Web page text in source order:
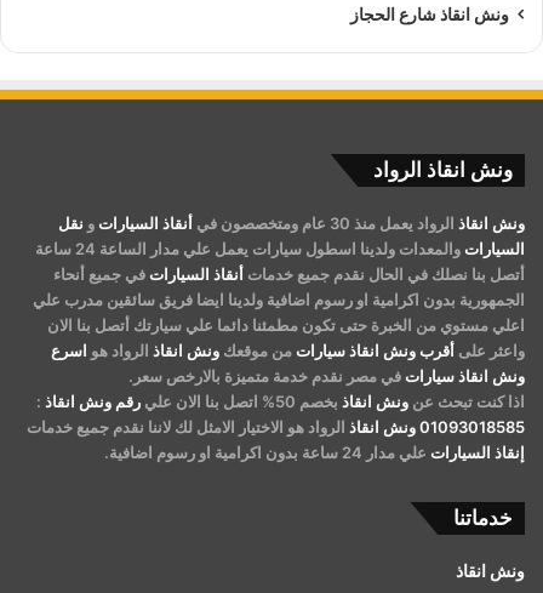
ونش انقاذ شارع الحجاز
ونش انقاذ الرواد
ونش انقاذ الرواد يعمل منذ 30 عام ومتخصصون في أنقاذ السيارات و نقل
السيارات
والمعدات ولدينا اسطول سيارات يعمل علي مدار الساعة 24 ساعة
أتصل بنا نصلك في الحال نقدم جميع خدمات أنقاذ السيارات في جميع أنحاء
الجمهورية بدون اكرامية او رسوم اضافية ولدينا ايضا فريق سائقين مدرب علي
اعلي مستوي من الخبرة حتى تكون مطمئنا دائما علي سيارتك أتصل بنا الان
واعثر على أقرب ونش انقاذ سيارات من موقعك ونش انقاذ الرواد هو اسرع
ونش انقاذ سيارات في مصر نقدم خدمة متميزة بالارخص سعر.
اذا كنت تبحث عن ونش انقاذ بخصم 50% اتصل بنا الان علي رقم ونش انقاذ :
01093018585ونش انقاذ الرواد هو الاختيار الامثل لك لاننا نقدم جميع خدمات
إنقاذ السيارات علي مدار 24 ساعة بدون اكرامية او رسوم اضافية.
خدماتنا
ونش انقاذ